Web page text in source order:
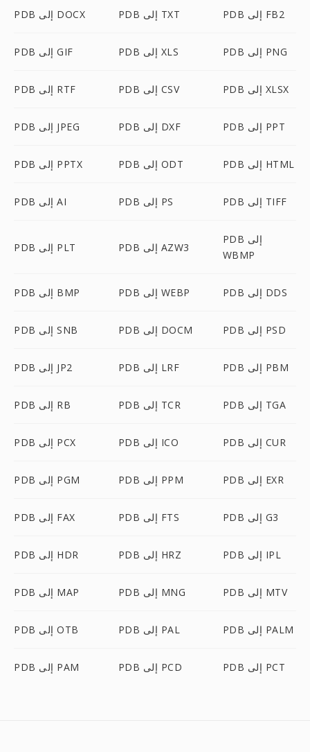
PDB إلى DOCX PDB إلى TXT PDB إلى FB2
PDB إلى GIF PDB إلى XLS PDB إلى PNG
PDB إلى RTF PDB إلى CSV PDB إلى XLSX
PDB إلى JPEG PDB إلى DXF PDB إلى PPT
PDB إلى PPTX PDB إلى ODT PDB إلى HTML
PDB إلى AI PDB إلى PS PDB إلى TIFF
PDB إلى PLT PDB إلى AZW3
PDB إلى
WBMP
PDB إلى BMP PDB إلى WEBP PDB إلى DDS
PDB إلى SNB PDB إلى DOCM PDB إلى PSD
PDB إلى JP2 PDB إلى LRF PDB إلى PBM
PDB إلى RB PDB إلى TCR PDB إلى TGA
PDB إلى PCX PDB إلى ICO PDB إلى CUR
PDB إلى PGM PDB إلى PPM PDB إلى EXR
PDB إلى FAX PDB إلى FTS PDB إلى G3
PDB إلى HDR PDB إلى HRZ PDB إلى IPL
PDB إلى MAP PDB إلى MNG PDB إلى MTV
PDB إلى OTB PDB إلى PAL PDB إلى PALM
PDB إلى PAM PDB إلى PCD PDB إلى PCT